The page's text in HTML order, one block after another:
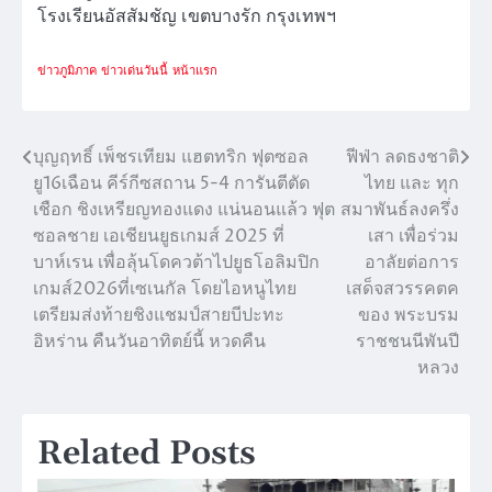
โรงเรียนอัสสัมชัญ เขตบางรัก กรุงเทพฯ
ข่าวภูมิภาค ข่าวเด่นวันนี้ หน้าแรก
แนะแนว
เรื่อง
บุญฤทธิ์ เพ็ชรเทียม แฮตทริก ฟุตซอล
ยู16เฉือน คีร์กีซสถาน 5-4 การันตีตัด
เชือก ชิงเหรียญทองแดง แน่นอนแล้ว ฟุต
ซอลชาย เอเชียนยูธเกมส์ 2025 ที่
บาห์เรน เพื่อลุ้นโดควต้าไปยูธโอลิมปิก
เกมส์2026ที่เซเนกัล โดยไอหนูไทย
เตรียมส่งท้ายชิงแชมป์สายบีปะทะ
อิหร่าน คืนวันอาทิตย์นี้ หวดคืน
ฟีฟ่า ลดธงชาติ
ไทย และ ทุก
สมาพันธ์ลงครึ่ง
เสา เพื่อร่วม
อาลัยต่อการ
เสด็จสวรรคตค
ของ พระบรม
ราชชนนีพันปี
หลวง
Related Posts